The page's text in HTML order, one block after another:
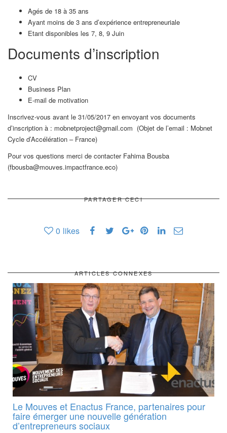
Agés de 18 à 35 ans
Ayant moins de 3 ans d’expérience entrepreneuriale
Etant disponibles les 7, 8, 9 Juin
Documents d’inscription
CV
Business Plan
E-mail de motivation
Inscrivez-vous avant le 31/05/2017 en envoyant vos documents
d’inscription à : mobnetproject@gmail.com (Objet de l’email : Mobnet
Cycle d’Accélération – France)
Pour vos questions merci de contacter Fahima Bousba
(fbousba@mouves.impactfrance.eco)
PARTAGER CECI
0 likes
ARTICLES CONNEXES
Le Mouves et Enactus France, partenaires pour
faire émerger une nouvelle génération
d’entrepreneurs sociaux